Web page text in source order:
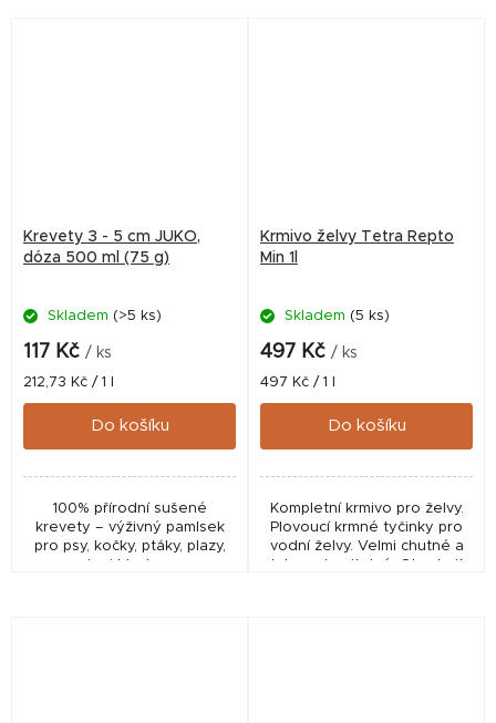
Krevety 3 - 5 cm JUKO,
dóza 500 ml (75 g)
Skladem (>5 ks)
117 Kč / ks
Měrná
cena:
212,73 Kč / 1 l
Do košíku
100% přírodní sušené
krevety – výživný pamlsek
pro psy, kočky, ptáky, plazy,
Krmivo želvy Tetra Repto
Min 1l
Skladem (5 ks)
497 Kč / ks
Měrná
cena:
497 Kč / 1 l
Do košíku
Kompletní krmivo pro želvy.
Plovoucí krmné tyčinky pro
vodní želvy. Velmi chutné a